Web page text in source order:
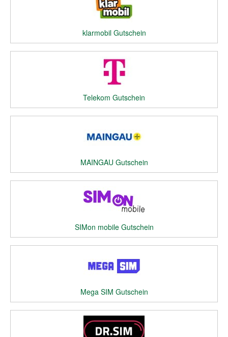
klarmobil Gutschein
Telekom Gutschein
MAINGAU Gutschein
SIMon mobile Gutschein
Mega SIM Gutschein